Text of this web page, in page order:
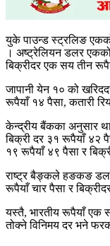
युके पाउन्ड स्ट्रलिङ
। अष्ट्रेलियन डलर
बिक्रीदर एक सय तीन
जापानी येन १० को
रूपैयाँ १४ पैसा, कतारी
केन्द्रीय बैंकका अनुसार
बिक्री दर ३१ रूपैयाँ ४२
१९ रूपैयाँ ४९ पैसा र
राष्ट्र बैङ्कले हङकङ डलर
रूपैयाँ चार पैसा र
यस्तै, भारतीय रूपैयाँ एक
तोक्ने विनिमय दर भने